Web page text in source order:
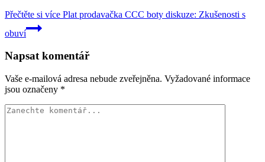
Přečtěte si více Plat prodavačka CCC boty diskuze: Zkušenosti s
obuví
Napsat komentář
Vaše e-mailová adresa nebude zveřejněna. Vyžadované informace
jsou označeny *